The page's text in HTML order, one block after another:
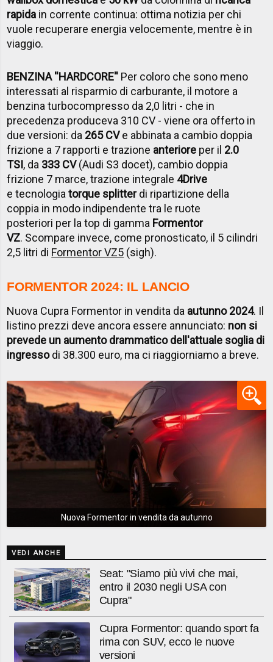
rapida in corrente continua: ottima notizia per chi
vuole recuperare energia velocemente, mentre è in
viaggio.
BENZINA ''HARDCORE'' Per coloro che sono meno
interessati al risparmio di carburante, il motore a
benzina turbocompresso da 2,0 litri - che in
precedenza produceva 310 CV - viene ora offerto in
due versioni: da 265 CVe abbinata a cambio doppia
frizione a 7 rapporti e trazione anteriore per il 2.0
TSI, da 333 CV(Audi S3 docet), cambio doppia
frizione 7 marce, trazione integrale 4Drive
e tecnologiatorque splitterdi ripartizione della
coppia in modo indipendente tra le ruote
posteriori per la top di gamma Formentor
VZ. Scompare invece, come pronosticato, il 5 cilindri
2,5 litri di Formentor VZ5 (sigh).
FORMENTOR 2024: IL LANCIO
Nuova Cupra Formentor in vendita da autunno 2024. Il
listino prezzi deve ancora essere annunciato: non si
prevede un aumento drammatico dell'attuale soglia di
ingressodi 38.300 euro, ma ci riaggiorniamo a breve.
Nuova Formentor in vendita da autunno
VEDI ANCHE
Seat: "Siamo più vivi che mai,
entro il 2030 negli USA con
Cupra"
Cupra Formentor: quando sport fa
rima con SUV, ecco le nuove
versioni